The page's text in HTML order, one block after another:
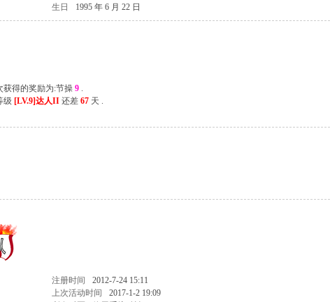
生日 1995 年 6 月 22 日
获得的奖励为:节操 9 .
级 [LV.9]达人II 还差 67 天 .
注册时间
2012-7-24 15:11
上次活动时间
2017-1-2 19:09